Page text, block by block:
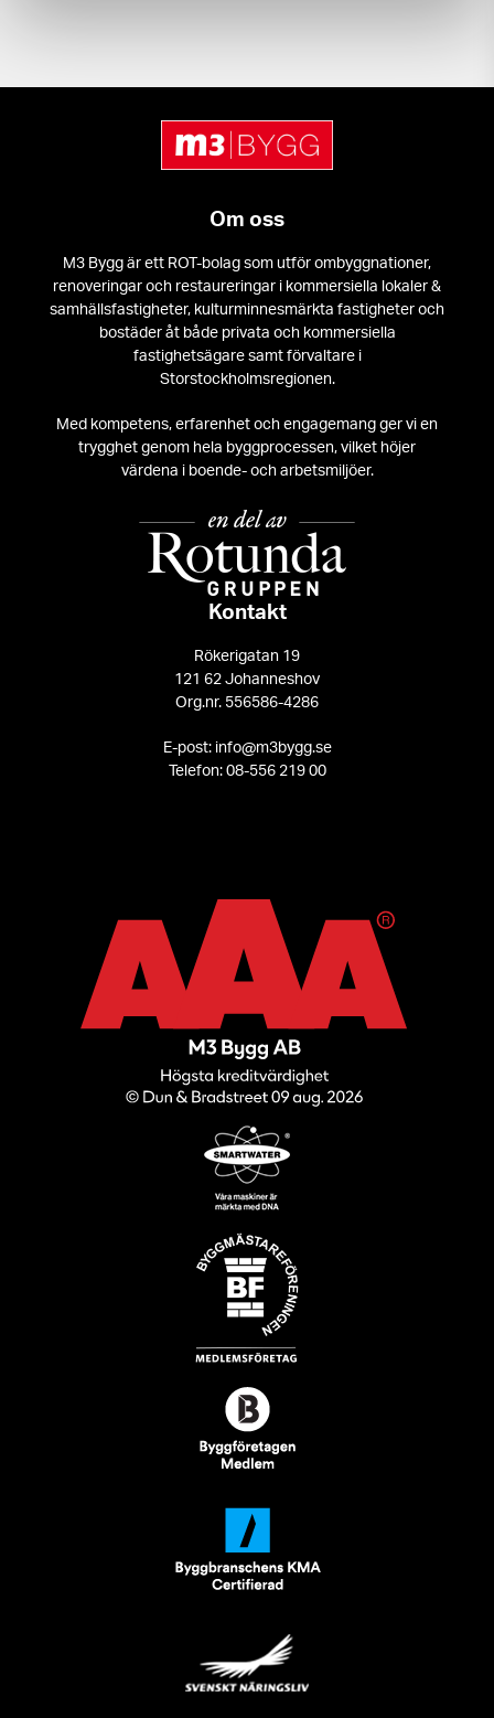
Om oss
M3 Bygg är ett ROT-bolag som utför ombyggnationer,
renoveringar och restaureringar i kommersiella lokaler &
samhällsfastigheter, kulturminnesmärkta fastigheter och
bostäder åt både privata och kommersiella
fastighetsägare samt förvaltare i
Storstockholmsregionen.
Med kompetens, erfarenhet och engagemang ger vi en
trygghet genom hela byggprocessen, vilket höjer
värdena i boende- och arbetsmiljöer.
Kontakt
Rökerigatan 19
121 62 Johanneshov
Org.nr. 556586-4286
E-post: info@m3bygg.se
Telefon: 08-556 219 00